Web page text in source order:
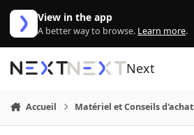
Aller au contenu
View in the app
A better way to browse. Learn more.
Next
Accueil Matériel et Conseils d'achat